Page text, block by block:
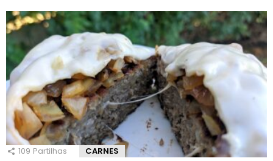
109 Partilhas CARNES